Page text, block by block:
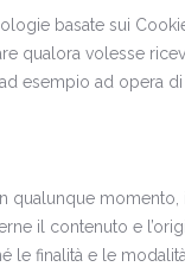
basate sui
qualora volesse
esempio ad opera
qualunque
il contenuto e
le finalità e le